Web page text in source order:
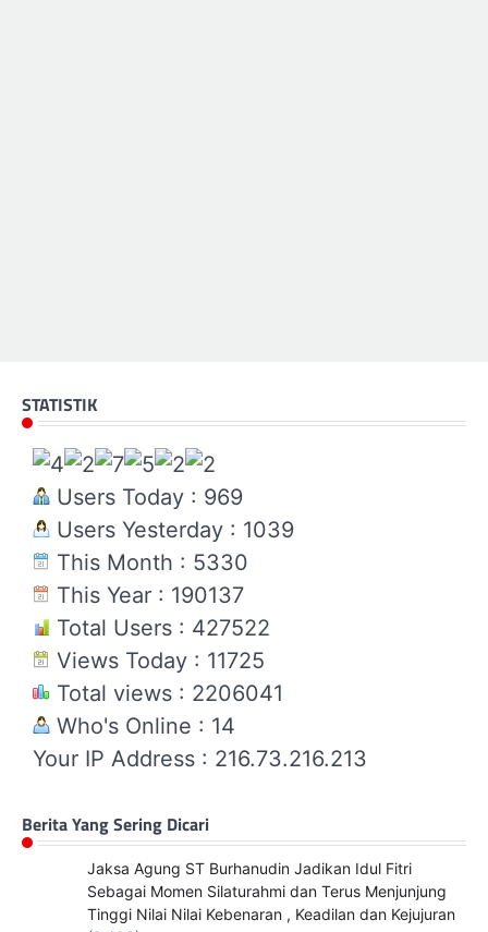
STATISTIK
Users Today : 969
Users Yesterday : 1039
This Month : 5330
This Year : 190137
Total Users : 427522
Views Today : 11725
Total views : 2206041
Who's Online : 14
Your IP Address : 216.73.216.213
Berita Yang Sering Dicari
Jaksa Agung ST Burhanudin Jadikan Idul Fitri
Sebagai Momen Silaturahmi dan Terus Menjunjung
Tinggi Nilai Nilai Kebenaran , Keadilan dan Kejujuran